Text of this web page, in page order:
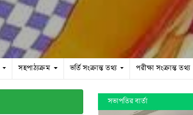
সহপাঠ্যক্রম ভর্তি সংক্রান্ত তথ্য পরীক্ষা সংক্রান্ত তথ্য
সভাপতির বার্তা